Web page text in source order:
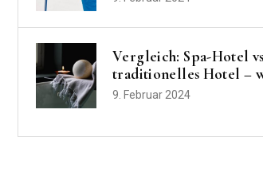
Winterferien?
Vergleich: Spa-Hotel
traditionelles Hotel –
wählen Sie für Ihren
9. Februar 2024